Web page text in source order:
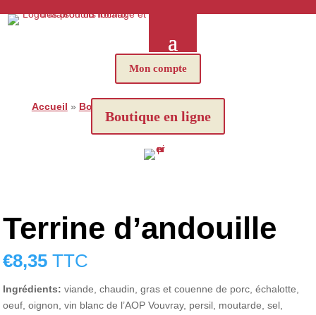
Mon compte
Boutique en ligne
Accueil » Boutique
Terrine d’andouille
€8,35 TTC
Ingrédients:viande, chaudin, gras et couenne de porc, échalotte,
oeuf, oignon, vin blanc de l’AOP Vouvray, persil, moutarde, sel,